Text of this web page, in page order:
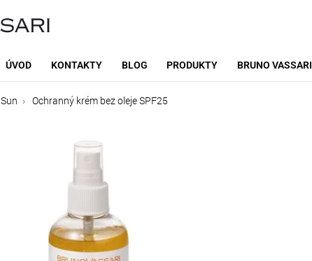
ÚVOD KONTAKTY BLOG PRODUKTY BRUNO VASSARI
Sun Ochranný krém bez oleje SPF25